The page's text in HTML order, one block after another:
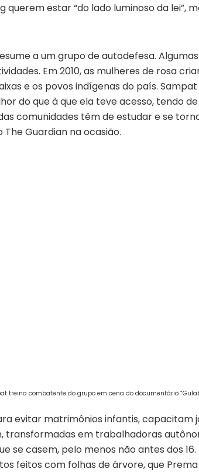
querem estar “do lado luminoso da lei”,
a um grupo de autodefesa.
Em 2010, as mulheres de rosa
e os povos indígenas do país.
do que à que ela teve acesso, tendo
comunidades têm de estudar e se
The Guardian na ocasião.
treina combatente do grupo em cena do documentário
evitar matrimônios infantis, capacitam
transformadas em trabalhadoras
se casem, pelo menos não antes dos
feitos com folhas de árvore, que